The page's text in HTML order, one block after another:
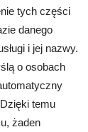
tych części
danego
i jej nazwy.
o osobach
temu
żaden